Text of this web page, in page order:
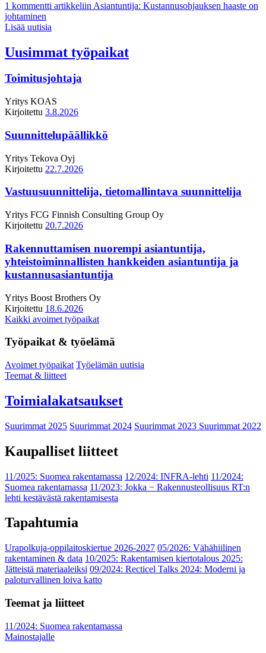
1 kommentti artikkeliin Asiantuntija: Kustannusohjauksen haaste on
johtaminen
Lisää uutisia
Uusimmat työpaikat
Toimitusjohtaja
Yritys KOAS
Kirjoitettu 3.8.2026
Suunnittelupäällikkö
Yritys Tekova Oyj
Kirjoitettu 22.7.2026
Vastuusuunnittelija, tietomallintava suunnittelija
Yritys FCG Finnish Consulting Group Oy
Kirjoitettu 20.7.2026
Rakennuttamisen nuorempi asiantuntija,
yhteistoiminnallisten hankkeiden asiantuntija ja
kustannusasiantuntija
Yritys Boost Brothers Oy
Kirjoitettu 18.6.2026
Kaikki avoimet työpaikat
Työpaikat & työelämä
Avoimet työpaikat Työelämän uutisia
Teemat & liitteet
Toimialakatsaukset
Suurimmat 2025 Suurimmat 2024 Suurimmat 2023 Suurimmat 2022
Kaupalliset liitteet
11/2025: Suomea rakentamassa 12/2024: INFRA-lehti 11/2024:
Suomea rakentamassa 11/2023: Jokka − Rakennusteollisuus RT:n
lehti kestävästä rakentamisesta
Tapahtumia
Urapolkuja-oppilaitoskiertue 2026-2027 05/2026: Vähähiilinen
rakentaminen & data 10/2025: Rakentamisen kiertotalous 2025:
Jätteistä materiaaleiksi 09/2024: Recticel Talks 2024: Moderni ja
paloturvallinen loiva katto
Teemat ja liitteet
11/2024: Suomea rakentamassa
Mainostajalle